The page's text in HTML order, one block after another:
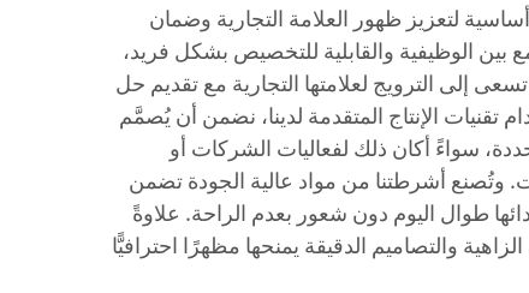
لتعزيز ظهور العلامة التجارية وضمان
بين الوظيفية والقابلية للتخصيص بشكل فريد،
إلى الترويج لعلامتها التجارية مع تقديم حل
تقنيات الإنتاج المتقدمة لدينا، نضمن أن يُصمَّم
سواءً أكان ذلك لفعاليات الشركات أو
وتُصنع أشرطتنا من مواد عالية الجودة تضمن
طوال اليوم دون شعور بعدم الراحة. علاوةً
والتصاميم الدقيقة يمنحها مظهرًا احترافيًّا